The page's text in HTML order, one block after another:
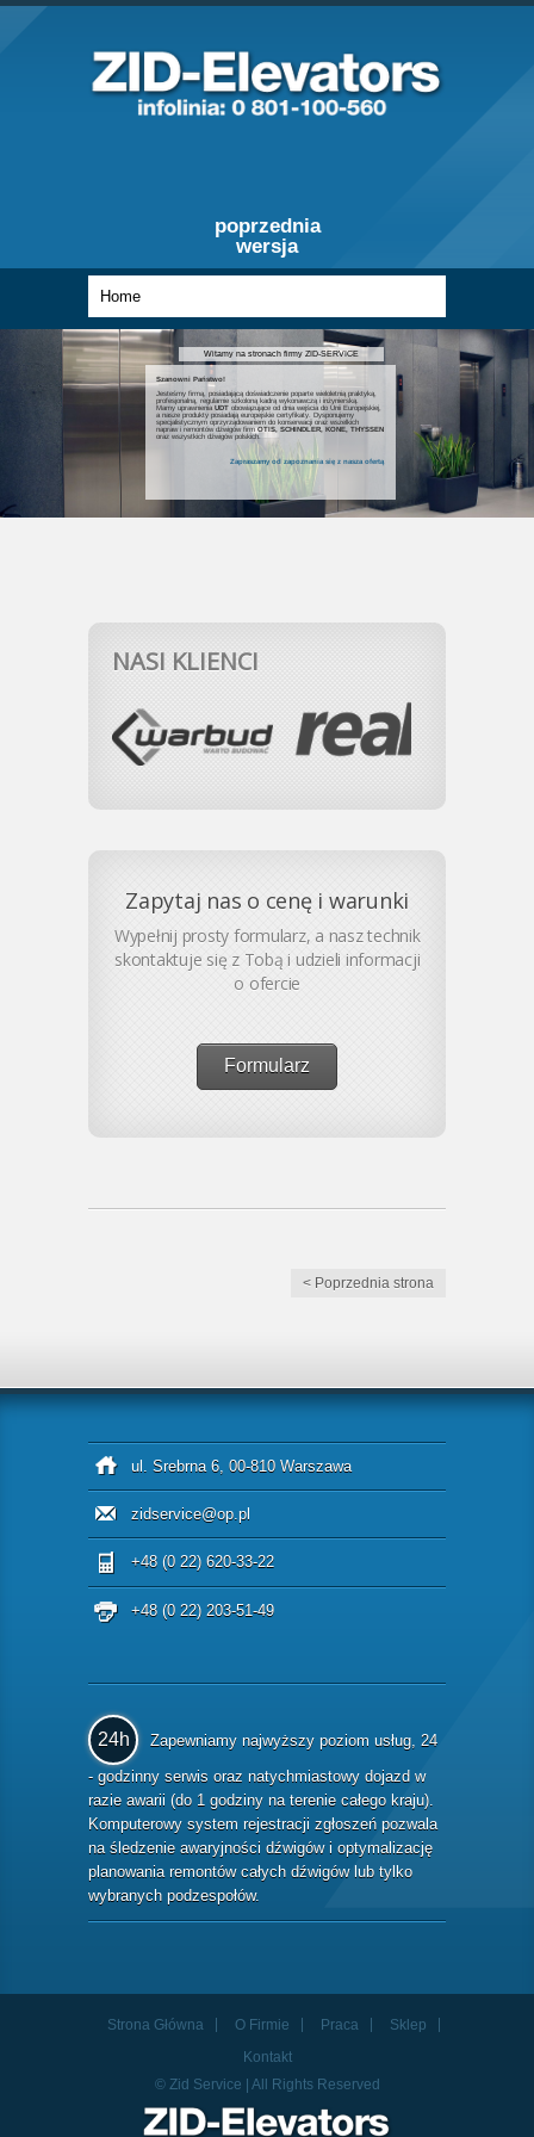
poprzednia
wersja
Witamy na stronach firmy ZID-SERVICE
Szanowni Państwo!
Jesteśmy firmą, posiadającą doświadczenie poparte wieloletnią praktyką,
profesjonalną, regularnie szkoloną kadrą wykonawczą i inżynierską.
Mamy uprawnieniaUDT obowiązujące od dnia wejścia do Unii Europejskiej,
a nasze produkty posiadają europejskie certyfikaty. Dysponujemy
specjalistycznym oprzyrządowaniem do konserwacji oraz wszelkich
napraw i remontów dźwigów firmOTIS, SCHINDLER, KONE, THYSSEN
oraz wszystkich dźwigów polskich.
Zapraszamy od zapoznania się z nasza ofertą
NASI KLIENCI
Zapytaj nas o cenę i warunki
Wypełnij prosty formularz, a nasz technik
skontaktuje się z Tobą i udzieli informacji
o ofercie
Formularz
< Poprzednia strona
ul. Srebrna 6, 00-810 Warszawa
zidservice@op.pl
+48 (0 22) 620-33-22
+48 (0 22) 203-51-49
24h
Zapewniamy najwyższy poziom usług, 24
- godzinny serwis oraz natychmiastowy dojazd w
razie awarii (do 1 godziny na terenie całego kraju).
Komputerowy system rejestracji zgłoszeń pozwala
na śledzenie awaryjności dźwigów i optymalizację
planowania remontów całych dźwigów lub tylko
wybranych podzespołów.
Strona Główna O Firmie Praca
Sklep
Kontakt
© Zid Service | All Rights Reserved